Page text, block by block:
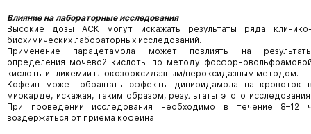
Влияние на лабораторные исследования
Высокие дозы АСК могут искажать результаты ряда
биохимических лабораторных исследований.
Применение парацетамола может повлиять на
определения мочевой кислоты по методу
кислоты и гликемии глюкозооксидазным/пероксидазным методом.
Кофеин может обращать эффекты дипиридамола на кровоток
миокарде, искажая, таким образом, результаты этого
При проведении исследования необходимо в течение 8–12
воздержаться от приема кофеина.